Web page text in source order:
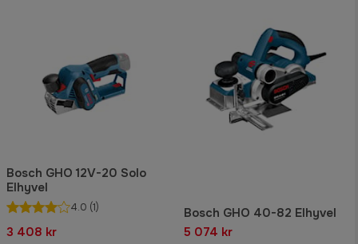
Bosch GHO 12V-20 Solo
Elhyvel
4.0 (1)
3 408 kr
Bosch GHO 40-82 Elhyvel
5 074 kr